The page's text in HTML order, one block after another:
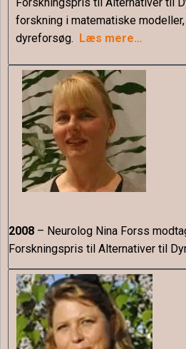
forskning i matematiske
dyreforsøg. Læs mere…
2008 – Neurolog Nina Forss
Forskningspris til Alternativer til